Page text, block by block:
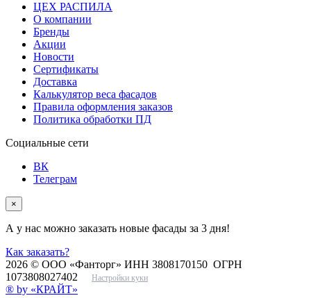
ЦЕХ РАСПИЛА
О компании
Бренды
Акции
Новости
Сертификаты
Доставка
Калькулятор веса фасадов
Правила оформления заказов
Политика обработки ПД
Социальные сети
ВК
Телеграм
×
А у нас можно заказать новые фасады за 3 дня!
Как заказать?
2026 © ООО «Фанторг» ИНН 3808170150 ОГРН
1073808027402
Настройки куки
® by «КРАЙТ»